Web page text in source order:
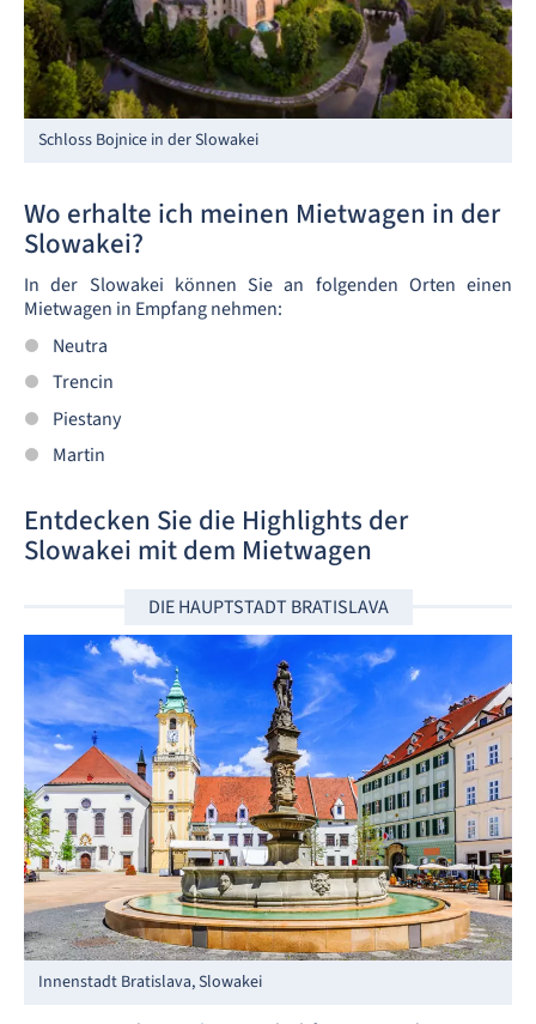
Schloss Bojnice in der Slowakei
Wo erhalte ich meinen Mietwagen in der
Slowakei?
In der Slowakei können Sie an folgenden Orten einen
Mietwagen in Empfang nehmen:
Neutra
Trencin
Piestany
Martin
Entdecken Sie die Highlights der
Slowakei mit dem Mietwagen
DIE HAUPTSTADT BRATISLAVA
Innenstadt Bratislava, Slowakei